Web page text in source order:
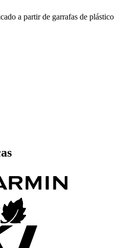
a partir de garrafas de plástico